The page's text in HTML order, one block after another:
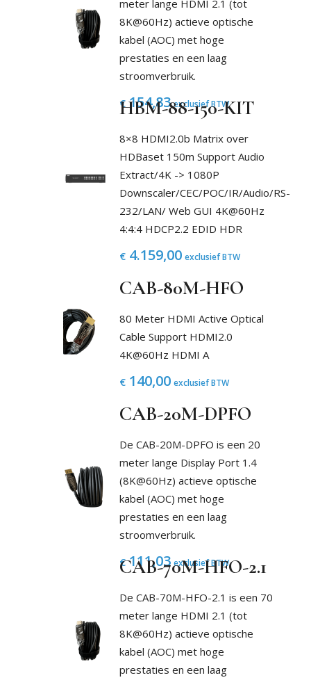
meter lange HDMI 2.1 (tot
8K@60Hz) actieve optische
kabel (AOC) met hoge
prestaties en een laag
stroomverbruik.
€154,83 exclusief BTW
HBM-88-150-KIT
8×8 HDMI2.0b Matrix over
HDBaset 150m Support Audio
Extract/4K -> 1080P
Downscaler/CEC/POC/IR/Audio/RS-
232/LAN/ Web GUI 4K@60Hz
4:4:4 HDCP2.2 EDID HDR
€4.159,00 exclusief BTW
CAB-80M-HFO
80 Meter HDMI Active Optical
Cable Support HDMI2.0
4K@60Hz HDMI A
€140,00 exclusief BTW
CAB-20M-DPFO
De CAB-20M-DPFO is een 20
meter lange Display Port 1.4
(8K@60Hz) actieve optische
kabel (AOC) met hoge
prestaties en een laag
stroomverbruik.
€111,03 exclusief BTW
CAB-70M-HFO-2.1
De CAB-70M-HFO-2.1 is een 70
meter lange HDMI 2.1 (tot
8K@60Hz) actieve optische
kabel (AOC) met hoge
prestaties en een laag